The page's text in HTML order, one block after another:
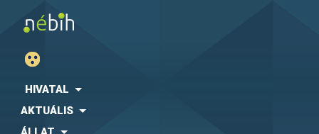
HIVATAL
AKTUÁLIS